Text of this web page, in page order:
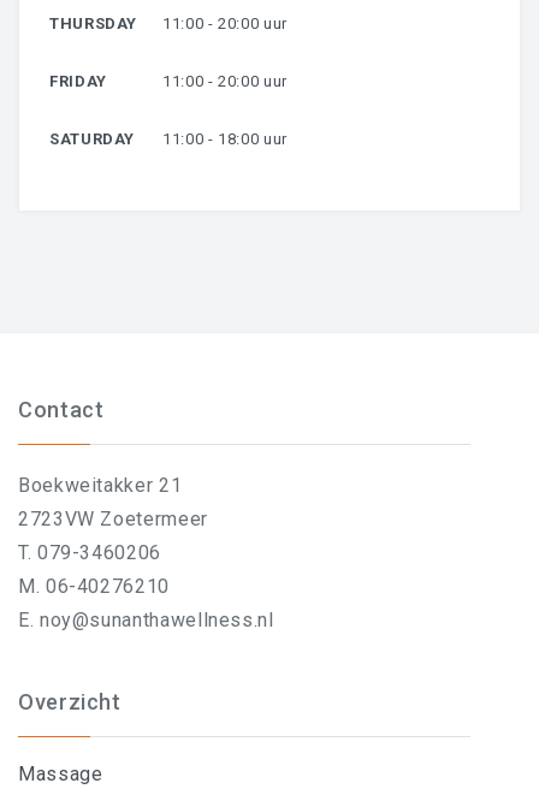
THURSDAY 11:00 - 20:00 uur
FRIDAY 11:00 - 20:00 uur
SATURDAY 11:00 - 18:00 uur
Contact
Boekweitakker 21
2723VW Zoetermeer
T. 079-3460206
M. 06-40276210
E. noy@sunanthawellness.nl
Overzicht
Massage